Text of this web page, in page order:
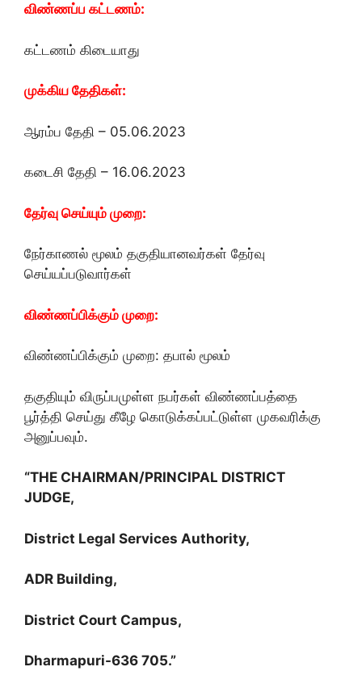
விண்ணப்ப கட்டணம்:
கட்டணம் கிடையாது
முக்கிய தேதிகள்:
ஆரம்ப தேதி – 05.06.2023
கடைசி தேதி – 16.06.2023
தேர்வு செய்யும் முறை:
நேர்காணல் மூலம் தகுதியானவர்கள் தேர்வு
செய்யப்படுவார்கள்
விண்ணப்பிக்கும் முறை:
விண்ணப்பிக்கும் முறை: தபால் மூலம்
தகுதியும் விருப்பமுள்ள நபர்கள் விண்ணப்பத்தை
பூர்த்தி செய்து கீழே கொடுக்கப்பட்டுள்ள முகவரிக்கு
அனுப்பவும்.
“THE CHAIRMAN/PRINCIPAL DISTRICT
JUDGE,
District Legal Services Authority,
ADR Building,
District Court Campus,
Dharmapuri-636 705.”